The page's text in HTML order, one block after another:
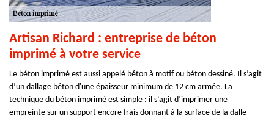
Artisan Richard : entreprise de béton
imprimé à votre service
Le béton imprimé est aussi appelé béton à motif ou béton dessiné. Il s’agit
d’un dallage béton d'une épaisseur minimum de 12 cm armée. La
technique du béton imprimé est simple : il s’agit d’imprimer une
empreinte sur un support encore frais donnant à la surface de la dalle